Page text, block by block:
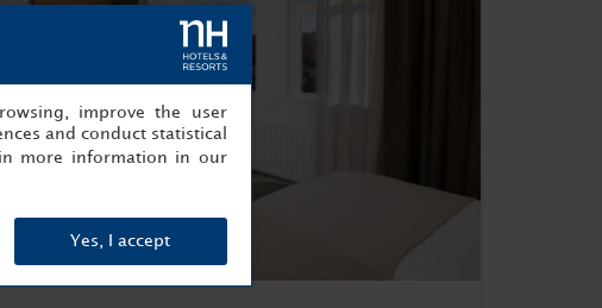
improve the user
and conduct statistical
more information in our
Yes, I accept